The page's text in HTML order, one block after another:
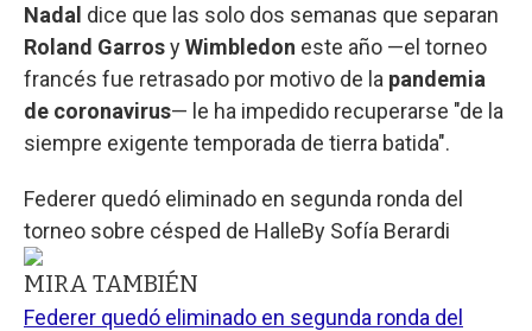
Nadal dice que las solo dos semanas que separan
Roland GarrosyWimbledon este año —el torneo
francés fue retrasado por motivo de la pandemia
de coronavirus— le ha impedido recuperarse "de la
siempre exigente temporada de tierra batida".
Federer quedó eliminado en segunda ronda del
torneo sobre césped de HalleBy Sofía Berardi
MIRA TAMBIÉN
Federer quedó eliminado en segunda ronda del